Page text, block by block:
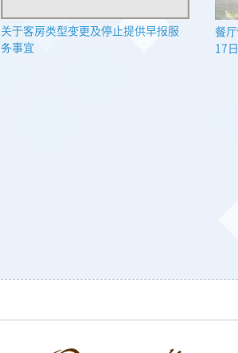
关于客房类型变更及停止提供早报服
务事宜
餐
17